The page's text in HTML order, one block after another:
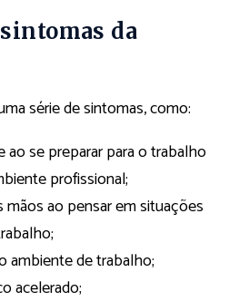
da
série de sintomas, como:
ao se preparar para o trabalho
profissional;
mãos ao pensar em situações
ambiente de trabalho;
acelerado;